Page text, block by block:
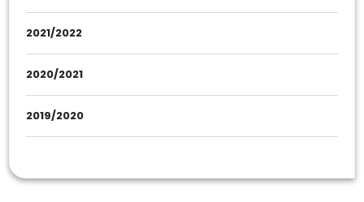
2021/2022
2020/2021
2019/2020